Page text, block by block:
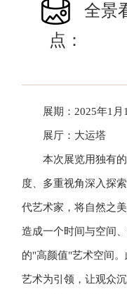
全景
点：
展期：2025年1
展厅：大运塔
本次展览用独有
度、多重视角深入探
代艺术家，将自然之
造成一个时间与空间
的"高颜值"艺术空间
艺术为引领，让观众